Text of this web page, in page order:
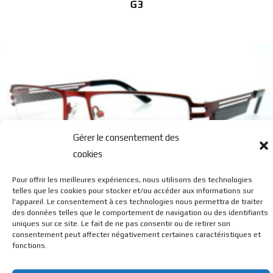
Gérer le consentement des
cookies
Pour offrir les meilleures expériences, nous utilisons des technologies
telles que les cookies pour stocker et/ou accéder aux informations sur
l'appareil. Le consentement à ces technologies nous permettra de traiter
des données telles que le comportement de navigation ou des identifiants
uniques sur ce site. Le fait de ne pas consentir ou de retirer son
consentement peut affecter négativement certaines caractéristiques et
fonctions.
G3
H4